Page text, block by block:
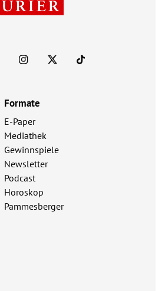
Formate
E-Paper
Mediathek
Gewinnspiele
Newsletter
Podcast
Horoskop
Pammesberger